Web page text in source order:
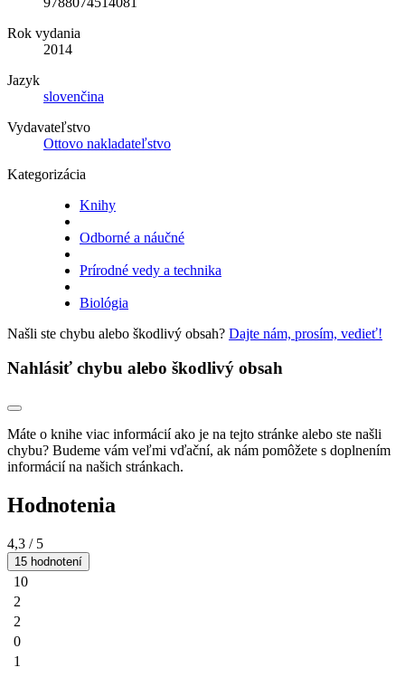
Rok vydania
2014
Jazyk
slovenčina
Vydavateľstvo
Ottovo nakladateľstvo
Kategorizácia
Knihy
Odborné a náučné
Prírodné vedy a technika
Biológia
Našli ste chybu alebo škodlivý obsah? Dajte nám, prosím, vedieť!
Nahlásiť chybu alebo škodlivý obsah
Máte o knihe viac informácií ako je na tejto stránke alebo ste našli
chybu? Budeme vám veľmi vďační, ak nám pomôžete s doplnením
informácií na našich stránkach.
Hodnotenia
4,3 / 5
15 hodnotení
10
2
2
0
1